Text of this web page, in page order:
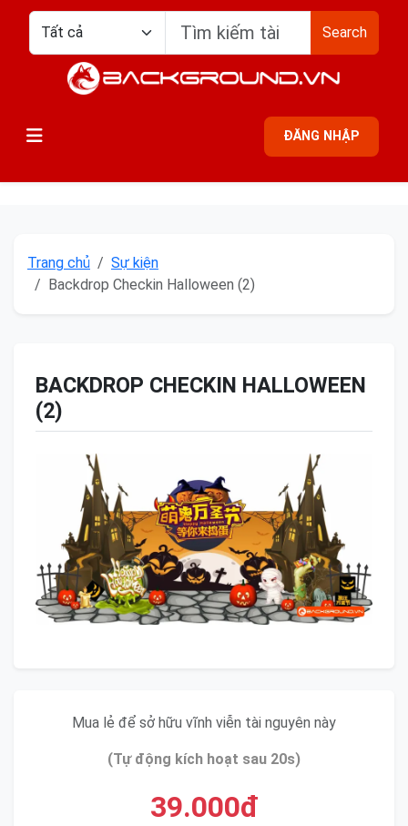
Search
ĐĂNG NHẬP
Trang chủ
Sự kiện
Backdrop Checkin Halloween (2)
BACKDROP CHECKIN HALLOWEEN
(2)
Mua lẻ để sở hữu vĩnh viễn tài nguyên này
(Tự động kích hoạt sau 20s)
39.000đ